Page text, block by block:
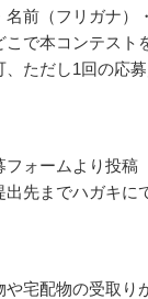
名前（フリガナ
こで本コンテスト
ただし1回の応
フォームより投稿
出先までハガキに
宅配物の受取り